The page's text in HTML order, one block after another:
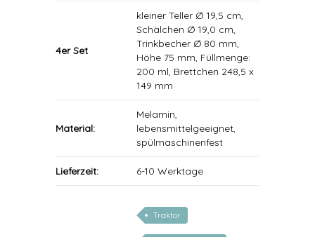
4er Set
kleiner Teller Ø 19,5 cm,
Schälchen Ø 19,0 cm,
Trinkbecher Ø 80 mm,
Höhe 75 mm, Füllmenge:
200 ml, Brettchen 248,5 x
149 mm
Material:
Melamin,
lebensmittelgeeignet,
spülmaschinenfest
Lieferzeit: 6-10 Werktage
Traktor